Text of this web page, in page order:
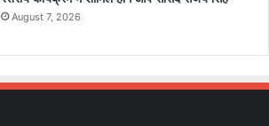
August 7, 2026